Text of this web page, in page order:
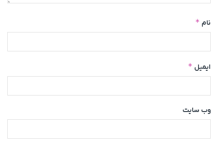
نام *
ایمیل *
وب‌ سایت